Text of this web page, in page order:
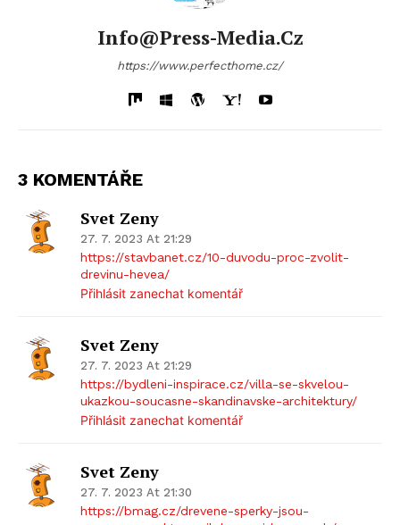
Info@press-Media.cz
https://www.perfecthome.cz/
3 KOMENTÁŘE
Svet Zeny
27. 7. 2023 At 21:29
https://stavbanet.cz/10-duvodu-proc-zvolit-
drevinu-hevea/
Přihlásit zanechat komentář
Svet Zeny
27. 7. 2023 At 21:29
https://bydleni-inspirace.cz/villa-se-skvelou-
ukazkou-soucasne-skandinavske-architektury/
Přihlásit zanechat komentář
Svet Zeny
27. 7. 2023 At 21:30
https://bmag.cz/drevene-sperky-jsou-